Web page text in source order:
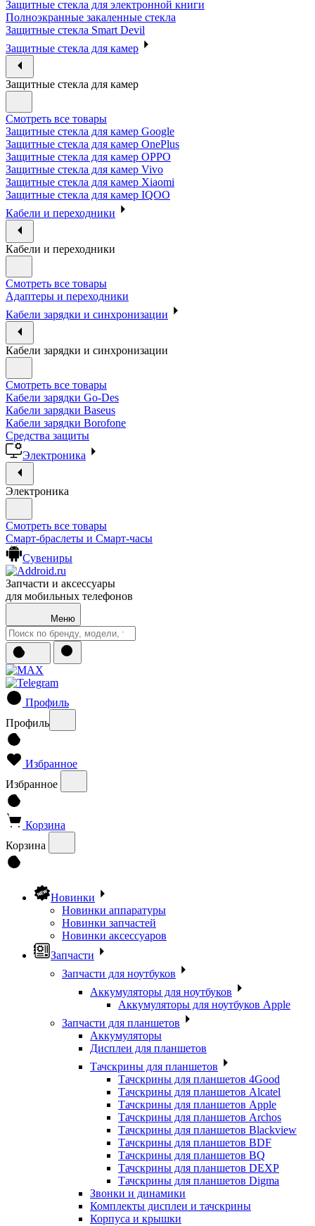
Защитные стекла для электронной книги
Полноэкранные закаленные стекла
Защитные стекла Smart Devil
Защитные стекла для камер
Защитные стекла для камер
Смотреть все товары
Защитные стекла для камер Google
Защитные стекла для камер OnePlus
Защитные стекла для камер OPPO
Защитные стекла для камер Vivo
Защитные стекла для камер Xiaomi
Защитные стекла для камер IQOO
Кабели и переходники
Кабели и переходники
Смотреть все товары
Адаптеры и переходники
Кабели зарядки и синхронизации
Кабели зарядки и синхронизации
Смотреть все товары
Кабели зарядки Go-Des
Кабели зарядки Baseus
Кабели зарядки Borofone
Средства защиты
Электроника
Электроника
Смотреть все товары
Смарт-браслеты и Смарт-часы
Сувениры
Запчасти и аксессуары
для мобильных телефонов
Меню
Профиль
Профиль
Избранное
Избранное
Корзина
Корзина
Новинки
Новинки аппаратуры
Новинки запчастей
Новинки аксессуаров
Запчасти
Запчасти для ноутбуков
Аккумуляторы для ноутбуков
Аккумуляторы для ноутбуков Apple
Запчасти для планшетов
Аккумуляторы
Дисплеи для планшетов
Тачскрины для планшетов
Тачскрины для планшетов 4Good
Тачскрины для планшетов Alcatel
Тачскрины для планшетов Apple
Тачскрины для планшетов Archos
Тачскрины для планшетов Blackview
Тачскрины для планшетов BDF
Тачскрины для планшетов BQ
Тачскрины для планшетов DEXP
Тачскрины для планшетов Digma
Звонки и динамики
Комплекты дисплеи и тачскрины
Корпуса и крышки